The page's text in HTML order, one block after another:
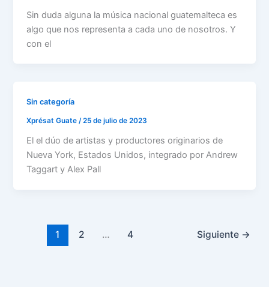
Sin duda alguna la música nacional guatemalteca es
algo que nos representa a cada uno de nosotros. Y
con el
Sin categoría
Xprésat Guate/25 de julio de 2023
El el dúo de artistas y productores originarios de
Nueva York, Estados Unidos, integrado por Andrew
Taggart y Alex Pall
1 2 … 4 Siguiente →